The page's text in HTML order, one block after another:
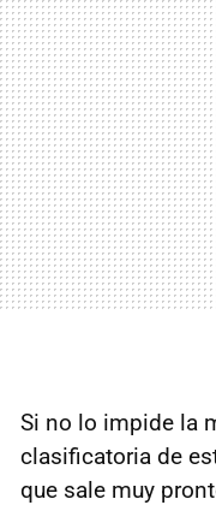
Si no lo impide la
clasificatoria de
que sale muy